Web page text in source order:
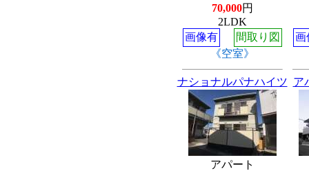
70,000円
2LDK
画像有
間取り図
《空室》
画
ナショナルパナハイツ ア
アパート